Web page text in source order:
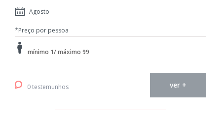
Agosto
*Preço por pessoa
mínimo 1/ máximo 99
0 testemunhos ver +